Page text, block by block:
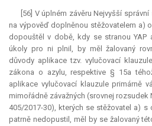
[56] V úplném závěru Nejvyšší
na výpověď doplněnou stěžovatelem a)
dopouštěl v době, kdy se stranou YAP
úkoly pro ni plnil, by měl žalovaný
důvody aplikace tzv. vylučovací klauzule
zákona o azylu, respektive § 15a
aplikace vylučovací klauzuleprimárně
mimořádně závažných (srovnej rozsudek
405/2017-30), kterých se stěžovatel a)
patrně nedopustil, měl by se žalovaný